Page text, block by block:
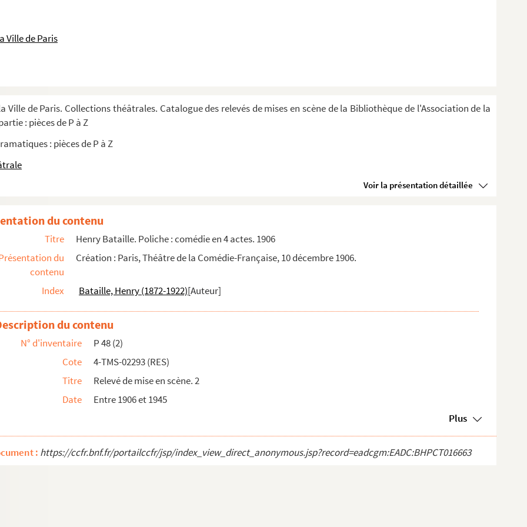
Ville de Paris
Ville de Paris. Collections théâtrales. Catalogue des relevés de mises en scène de la Bibliothèque de l'Association de la
: pièces de P à Z
: pièces de P à Z
Voir la présentation détaillée
en 2 actes
actes. 1925
1899
ou les halles en 1804 : drame en 5 a...
en vers. 1901
1880 et 1945
et 4 tableaux. 1864
1888
en 3 actes. 1928
1841
et 6 tableaux. 1900
en 5 actes et 9 tableaux dont un prolo...
du contenu
Titre
Henry Bataille. Poliche : comédie en 4 actes. 1906
du
contenu
Création : Paris, Théâtre de la Comédie-Française, 10 décembre 1906.
Index Bataille, Henry (1872-1922)[Auteur]
du contenu
N° d'inventaire
P 48 (2)
Cote
4-TMS-02293 (RES)
Titre
Relevé de mise en scène. 2
Date
Entre 1906 et 1945
Plus
: https://ccfr.bnf.fr/portailccfr/jsp/index_view_direct_anonymous.jsp?record=eadcgm:EADC:BHPCT016663